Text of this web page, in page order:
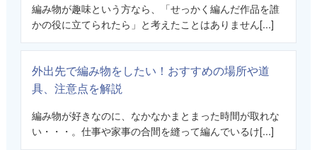
編み物が趣味という方なら、「せっかく編んだ作品を誰
かの役に立てられたら」と考えたことはありません[...]
外出先で編み物をしたい！おすすめの場所や道
具、注意点を解説
編み物が好きなのに、なかなかまとまった時間が取れな
い・・・。仕事や家事の合間を縫って編んでいるけ[...]